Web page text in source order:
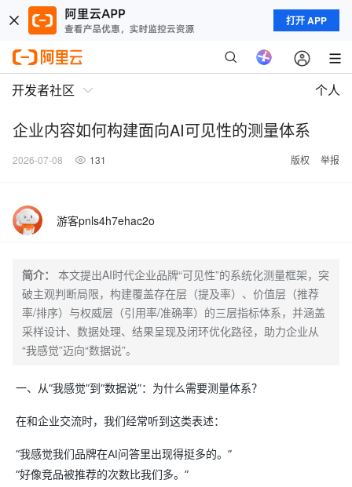
打开 APP
开发者社区 个人
企业内容如何构建面向AI可见性的测量体系
2026-07-08 131 版权 举报
游客pnls4h7ehac2o
简介：
本文提出AI时代企业品牌“可见性”的系统化测量框架，突
破主观判断局限，构建覆盖存在层（提及率）、价值层（推荐
率/排序）与权威层（引用率/准确率）的三层指标体系，并涵盖
采样设计、数据处理、结果呈现及闭环优化路径，助力企业从
“我感觉”迈向“数据说”。
一、从“我感觉”到“数据说”：为什么需要测量体系？
在和企业交流时，我们经常听到这类表述：
“我感觉我们品牌在AI问答里出现得挺多的。”
“好像竞品被推荐的次数比我们多。”